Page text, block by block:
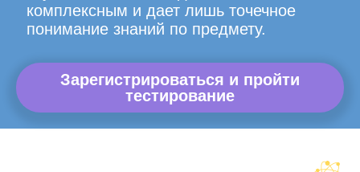
комплексным и дает лишь точечное
понимание знаний по предмету.
Зарегистрироваться и пройти
тестирование